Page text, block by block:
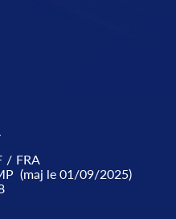
/ FRA
(maj le 01/09/2025)